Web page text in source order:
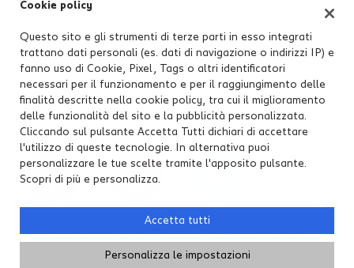
BRIANZA
N°09442000965
REA:MB-1907271
Capitale sociale: € 10.000 i.v.
riservati -Leggi l'informativa sulla privacy-Cookie Policy
GestionaleAuto.com
Cookie policy
Questo sito e gli strumenti di terze parti in esso integrati
trattano dati personali (es. dati di navigazione o indirizzi IP) e
fanno uso di Cookie, Pixel, Tags o altri identificatori
necessari per il funzionamento e per il raggiungimento delle
finalità descritte nella cookie policy, tra cui il miglioramento
delle funzionalità del sito e la pubblicità personalizzata.
Cliccando sul pulsante Accetta Tutti dichiari di accettare
l'utilizzo di queste tecnologie. In alternativa puoi
personalizzare le tue scelte tramite l'apposito pulsante.
Scopri di più e personalizza.
Accetta tutti
Personalizza le impostazioni